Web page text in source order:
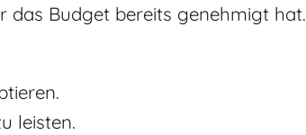
das Budget bereits genehmigt hat.
leisten.